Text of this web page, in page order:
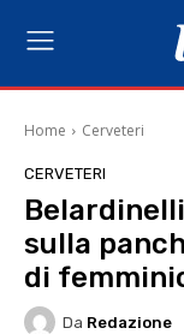
Home Cerveteri
CERVETERI
sulla
di
Da Redazione